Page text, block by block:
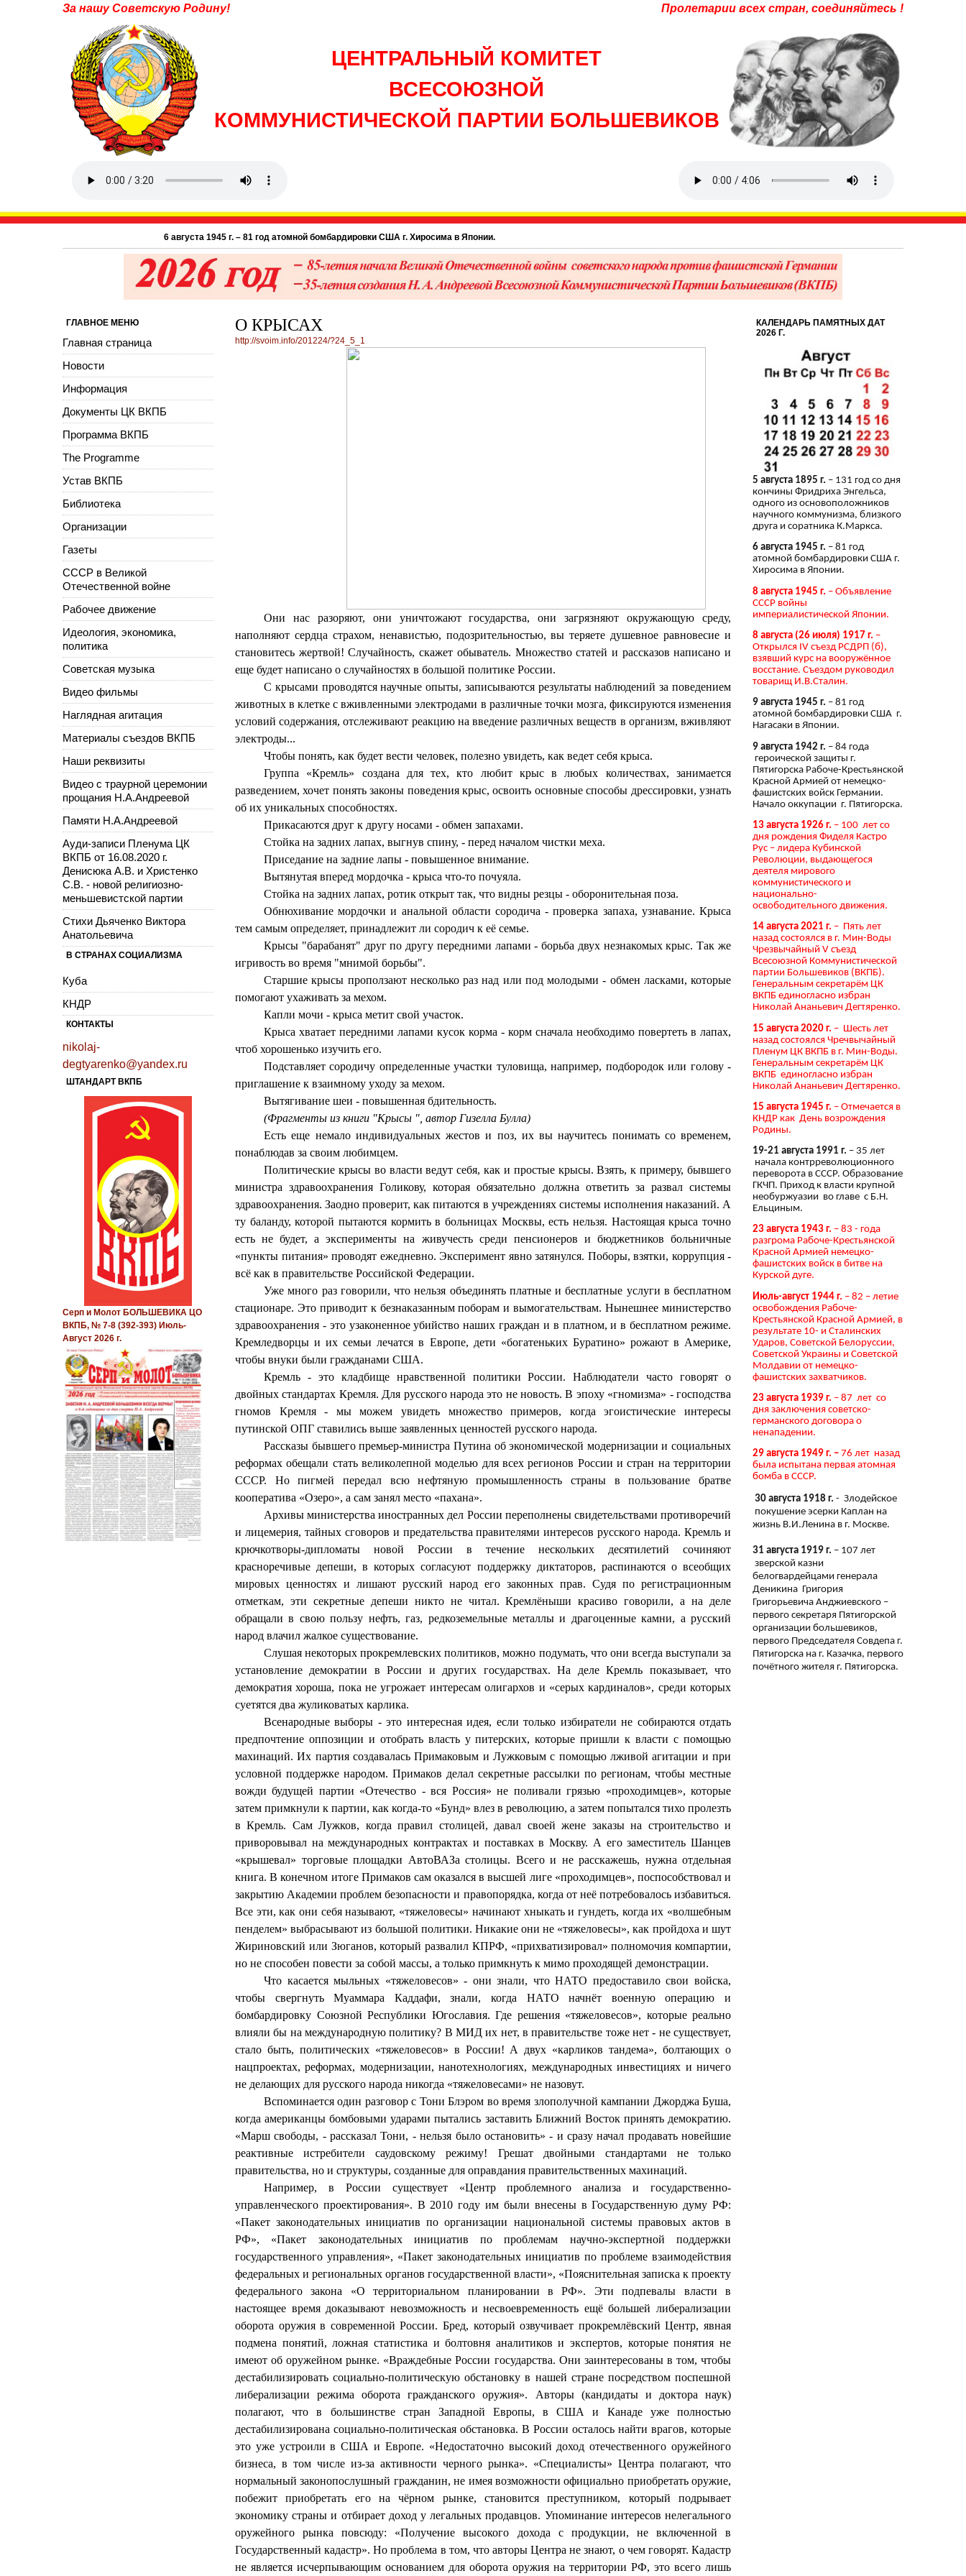
За нашу Советскую Родину! Пролетарии всех стран, соединяйтесь !
ЦЕНТРАЛЬНЫЙ КОМИТЕТ
ВСЕСОЮЗНОЙ
КОММУНИСТИЧЕСКОЙ ПАРТИИ БОЛЬШЕВИКОВ
6 августа 1945 г. – 81 год атомной бомбардировки США г. Хиросима в Японии.
О КРЫСАХ
http://svoim.info/201224/?24_5_1
Они нас разоряют, они уничтожают государства, они загрязняют окружающую среду,
наполняют сердца страхом, ненавистью, подозрительностью, вы теряете душевное равновесие и
становитесь жертвой! Случайность, скажет обыватель. Множество статей и рассказов написано и
еще будет написано о случайностях в большой политике России.
С крысами проводятся научные опыты, записываются результаты наблюдений за поведением
животных в клетке с вживленными электродами в различные точки мозга, фиксируются изменения
условий содержания, отслеживают реакцию на введение различных веществ в организм, вживляют
электроды...
Чтобы понять, как будет вести человек, полезно увидеть, как ведет себя крыса.
Группа «Кремль» создана для тех, кто любит крыс в любых количествах, занимается
разведением, хочет понять законы поведения крыс, освоить основные способы дрессировки, узнать
об их уникальных способностях.
Прикасаются друг к другу носами - обмен запахами.
Стойка на задних лапах, выгнув спину, - перед началом чистки меха.
Приседание на задние лапы - повышенное внимание.
Вытянутая вперед мордочка - крыса что-то почуяла.
Стойка на задних лапах, ротик открыт так, что видны резцы - оборонительная поза.
Обнюхивание мордочки и анальной области сородича - проверка запаха, узнавание. Крыса
тем самым определяет, принадлежит ли сородич к её семье.
Крысы "барабанят" друг по другу передними лапами - борьба двух незнакомых крыс. Так же
игривость во время "мнимой борьбы".
Старшие крысы проползают несколько раз над или под молодыми - обмен ласками, которые
помогают ухаживать за мехом.
Капли мочи - крыса метит свой участок.
Крыса хватает передними лапами кусок корма - корм сначала необходимо повертеть в лапах,
чтоб хорошенько изучить его.
Подставляет сородичу определенные участки туловища, например, подбородок или голову -
приглашение к взаимному уходу за мехом.
Вытягивание шеи - повышенная бдительность.
(Фрагменты из книги "Крысы ", автор Гизелла Булла)
Есть еще немало индивидуальных жестов и поз, их вы научитесь понимать со временем,
понаблюдав за своим любимцем.
Политические крысы во власти ведут себя, как и простые крысы. Взять, к примеру, бывшего
министра здравоохранения Голикову, которая обязательно должна ответить за развал системы
здравоохранения. Заодно проверит, как питаются в учреждениях системы исполнения наказаний. А
ту баланду, которой пытаются кормить в больницах Москвы, есть нельзя. Настоящая крыса точно
есть не будет, а эксперименты на живучесть среди пенсионеров и бюджетников больничные
«пункты питания» проводят ежедневно. Эксперимент явно затянулся. Поборы, взятки, коррупция -
всё как в правительстве Российской Федерации.
Уже много раз говорили, что нельзя объединять платные и бесплатные услуги в бесплатном
стационаре. Это приводит к безнаказанным поборам и вымогательствам. Нынешнее министерство
здравоохранения - это узаконенное убийство наших граждан и в платном, и в бесплатном режиме.
Кремледворцы и их семьи лечатся в Европе, дети «богатеньких Буратино» рожают в Америке,
чтобы внуки были гражданами США.
Кремль - это кладбище нравственной политики России. Наблюдатели часто говорят о
двойных стандартах Кремля. Для русского народа это не новость. В эпоху «гномизма» - господства
гномов Кремля - мы можем увидеть множество примеров, когда эгоистические интересы
путинской ОПГ ставились выше заявленных ценностей русского народа.
Рассказы бывшего премьер-министра Путина об экономической модернизации и социальных
реформах обещали стать великолепной моделью для всех регионов России и стран на территории
СССР. Но пигмей передал всю нефтяную промышленность страны в пользование братве
кооператива «Озеро», а сам занял место «пахана».
Архивы министерства иностранных дел России переполнены свидетельствами противоречий
и лицемерия, тайных сговоров и предательства правителями интересов русского народа. Кремль и
крючкотворы-дипломаты новой России в течение нескольких десятилетий сочиняют
красноречивые депеши, в которых согласуют поддержку диктаторов, распинаются о всеобщих
мировых ценностях и лишают русский народ его законных прав. Судя по регистрационным
отметкам, эти секретные депеши никто не читал. Кремлёныши красиво говорили, а на деле
обращали в свою пользу нефть, газ, редкоземельные металлы и драгоценные камни, а русский
народ влачил жалкое существование.
Слушая некоторых прокремлевских политиков, можно подумать, что они всегда выступали за
установление демократии в России и других государствах. На деле Кремль показывает, что
демократия хороша, пока не угрожает интересам олигархов и «серых кардиналов», среди которых
суетятся два жуликоватых карлика.
Всенародные выборы - это интересная идея, если только избиратели не собираются отдать
предпочтение оппозиции и отобрать власть у питерских, которые пришли к власти с помощью
махинаций. Их партия создавалась Примаковым и Лужковым с помощью лживой агитации и при
условной поддержке народом. Примаков делал секретные рассылки по регионам, чтобы местные
вожди будущей партии «Отечество - вся Россия» не поливали грязью «проходимцев», которые
затем примкнули к партии, как когда-то «Бунд» влез в революцию, а затем попытался тихо пролезть
в Кремль. Сам Лужков, когда правил столицей, давал своей жене заказы на строительство и
приворовывал на международных контрактах и поставках в Москву. А его заместитель Шанцев
«крышевал» торговые площадки АвтоВАЗа столицы. Всего и не расскажешь, нужна отдельная
книга. В конечном итоге Примаков сам оказался в высшей лиге «проходимцев», поспособствовал и
закрытию Академии проблем безопасности и правопорядка, когда от неё потребовалось избавиться.
Все эти, как они себя называют, «тяжеловесы» начинают хныкать и гундеть, когда их «волшебным
пенделем» выбрасывают из большой политики. Никакие они не «тяжеловесы», как пройдоха и шут
Жириновский или Зюганов, который развалил КПРФ, «прихватизировал» полномочия компартии,
но не способен повести за собой массы, а только примкнуть к мимо проходящей демонстрации.
Что касается мыльных «тяжеловесов» - они знали, что НАТО предоставило свои войска,
чтобы свергнуть Муаммара Каддафи, знали, когда НАТО начнёт военную операцию и
бомбардировку Союзной Республики Югославия. Где решения «тяжеловесов», которые реально
влияли бы на международную политику? В МИД их нет, в правительстве тоже нет - не существует,
стало быть, политических «тяжеловесов» в России! А двух «карликов тандема», болтающих о
нацпроектах, реформах, модернизации, нанотехнологиях, международных инвестициях и ничего
не делающих для русского народа никогда «тяжеловесами» не назовут.
Вспоминается один разговор с Тони Блэром во время злополучной кампании Джорджа Буша,
когда американцы бомбовыми ударами пытались заставить Ближний Восток принять демократию.
«Марш свободы, - рассказал Тони, - нельзя было остановить» - и сразу начал продавать новейшие
реактивные истребители саудовскому режиму! Грешат двойными стандартами не только
правительства, но и структуры, созданные для оправдания правительственных махинаций.
Например, в России существует «Центр проблемного анализа и государственно-
управленческого проектирования». В 2010 году им были внесены в Государственную думу РФ:
«Пакет законодательных инициатив по организации национальной системы правовых актов в
РФ», «Пакет законодательных инициатив по проблемам научно-экспертной поддержки
государственного управления», «Пакет законодательных инициатив по проблеме взаимодействия
федеральных и региональных органов государственной власти», «Пояснительная записка к проекту
федерального закона «О территориальном планировании в РФ». Эти подпевалы власти в
настоящее время доказывают невозможность и несвоевременность ещё большей либерализации
оборота оружия в современной России. Бред, который озвучивает прокремлёвский Центр, явная
подмена понятий, ложная статистика и болтовня аналитиков и экспертов, которые понятия не
имеют об оружейном рынке. «Враждебные России государства. Они заинтересованы в том, чтобы
дестабилизировать социально-политическую обстановку в нашей стране посредством поспешной
либерализации режима оборота гражданского оружия». Авторы (кандидаты и доктора наук)
полагают, что в большинстве стран Западной Европы, в США и Канаде уже полностью
дестабилизирована социально-политическая обстановка. В России осталось найти врагов, которые
это уже устроили в США и Европе. «Недостаточно высокий доход отечественного оружейного
бизнеса, в том числе из-за активности черного рынка». «Специалисты» Центра полагают, что
нормальный законопослушный гражданин, не имея возможности официально приобретать оружие,
побежит приобретать его на чёрном рынке, становится преступником, который подрывает
экономику страны и отбирает доход у легальных продавцов. Упоминание интересов нелегального
оружейного рынка повсюду: «Получение высокого дохода с продукции, не включенной в
Государственный кадастр». Но проблема в том, что авторы Центра не знают, о чем говорят. Кадастр
не является исчерпывающим основанием для оборота оружия на территории РФ, это всего лишь
ГЛАВНОЕ МЕНЮ
Главная страница
Новости
Информация
Документы ЦК ВКПБ
Программа ВКПБ
The Programme
Устав ВКПБ
Библиотека
Организации
Газеты
СССР в Великой
Отечественной войне
Рабочее движение
Идеология, экономика,
политика
Советская музыка
Видео фильмы
Наглядная агитация
Материалы съездов ВКПБ
Наши реквизиты
Видео с траурной церемонии
прощания Н.А.Андреевой
Памяти Н.А.Андреевой
Ауди-записи Пленума ЦК
ВКПБ от 16.08.2020 г.
Денисюка А.В. и Христенко
С.В. - новой религиозно-
меньшевистской партии
Стихи Дьяченко Виктора
Анатольевича
В СТРАНАХ СОЦИАЛИЗМА
Куба
КНДР
КОНТАКТЫ
nikolaj-
degtyarenko@yandex.ru
ШТАНДАРТ ВКПБ
Серп и Молот БОЛЬШЕВИКА ЦО
ВКПБ, № 7-8 (392-393) Июль-
Август 2026 г.
КАЛЕНДАРЬ ПАМЯТНЫХ ДАТ
2026 Г.
5 августа 1895 г. – 131 год со дня
кончины Фридриха Энгельса,
одного из основоположников
научного коммунизма, близкого
друга и соратника К.Маркса.
6 августа 1945 г. – 81 год
атомной бомбардировки США г.
Хиросима в Японии.
8 августа 1945 г. – Объявление
СССР войны
империалистической Японии.
8 августа (26 июля) 1917 г. –
Открылся IV съезд РСДРП (б),
взявший курс на вооружённое
восстание. Съездом руководил
товарищ И.В.Сталин.
9 августа 1945 г. – 81 год
атомной бомбардировки США г.
Нагасаки в Японии.
9 августа 1942 г. – 84 года
героической защиты г.
Пятигорска Рабоче-Крестьянской
Красной Армией от немецко-
фашистских войск Германии.
Начало оккупации г. Пятигорска.
13 августа 1926 г. – 100 лет со
дня рождения Фиделя Кастро
Рус – лидера Кубинской
Революции, выдающегося
деятеля мирового
коммунистического и
национально-
освободительного движения.
14 августа 2021 г. – Пять лет
назад состоялся в г. Мин-Воды
Чрезвычайный V съезд
Всесоюзной Коммунистической
партии Большевиков (ВКПБ).
Генеральным секретарём ЦК
ВКПБ единогласно избран
Николай Ананьевич Дегтяренко.
15 августа 2020 г. – Шесть лет
назад состоялся Чречвычайный
Пленум ЦК ВКПБ в г. Мин-Воды.
Генеральным секретарём ЦК
ВКПБ единогласно избран
Николай Ананьевич Дегтяренко.
15 августа 1945 г. – Отмечается в
КНДР как День возрождения
Родины.
19-21 августа 1991 г. – 35 лет
начала контрреволюционного
переворота в СССР. Образование
ГКЧП. Приход к власти крупной
необуржуазии во главе с Б.Н.
Ельциным.
23 августа 1943 г. – 83 - года
разгрома Рабоче-Крестьянской
Красной Армией немецко-
фашистских войск в битве на
Курской дуге.
Июль-август 1944 г. – 82 – летие
освобождения Рабоче-
Крестьянской Красной Армией, в
результате 10- и Сталинских
Ударов, Советской Белоруссии,
Советской Украины и Советской
Молдавии от немецко-
фашистских захватчиков.
23 августа 1939 г. – 87 лет со
дня заключения советско-
германского договора о
ненападении.
29 августа 1949 г. – 76 лет назад
была испытана первая атомная
бомба в СССР.
30 августа 1918 г. - Злодейское
покушение эсерки Каплан на
жизнь В.И.Ленина в г. Москве.
31 августа 1919 г. – 107 лет
зверской казни
белогвардейцами генерала
Деникина Григория
Григорьевича Анджиевского –
первого секретаря Пятигорской
организации большевиков,
первого Председателя Совдепа г.
Пятигорска на г. Казачка, первого
почётного жителя г. Пятигорска.